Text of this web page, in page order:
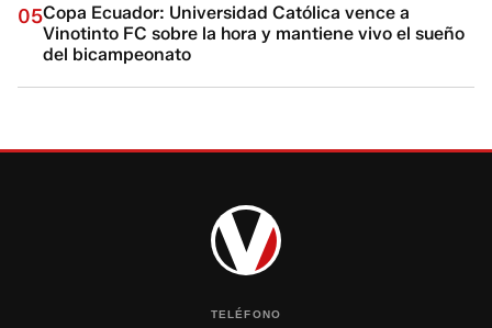
05Copa Ecuador: Universidad Católica vence a
Vinotinto FC sobre la hora y mantiene vivo el sueño
del bicampeonato
TELÉFONO